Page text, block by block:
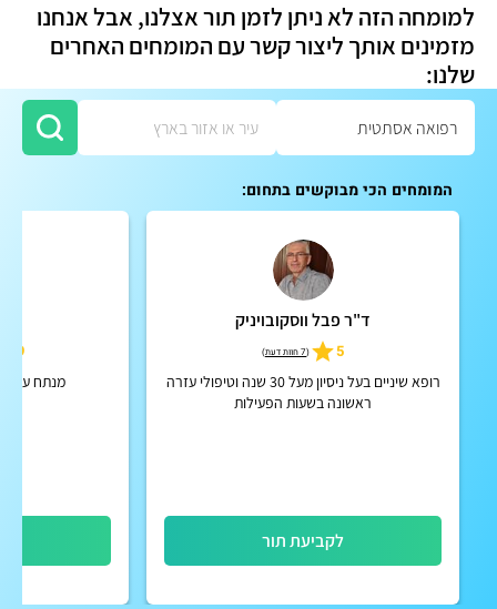
למומחה הזה לא ניתן לזמן תור אצלנו, אבל אנחנו
מזמינים אותך ליצור קשר עם המומחים האחרים
שלנו:
המומחים הכי מבוקשים בתחום:
ד"ר פבל ווסקובויניק
5
(7 חוות דעת )
רופא שיניים בעל ניסיון מעל 30 שנה וטיפולי עזרה
ראשונה בשעות הפעילות
לקביעת תור
4.9
מנתח